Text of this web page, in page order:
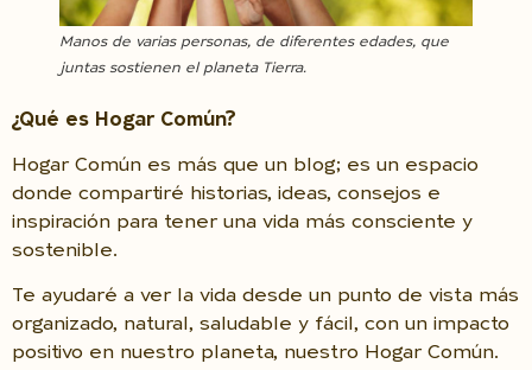
Manos de varias personas, de diferentes edades, que
juntas sostienen el planeta Tierra.
¿Qué es Hogar Común?
Hogar Común es más que un blog; es un espacio
donde compartiré historias, ideas, consejos e
inspiración para tener una vida más consciente y
sostenible.
Te ayudaré a ver la vida desde un punto de vista más
organizado, natural, saludable y fácil, con un impacto
positivo en nuestro planeta, nuestro Hogar Común.